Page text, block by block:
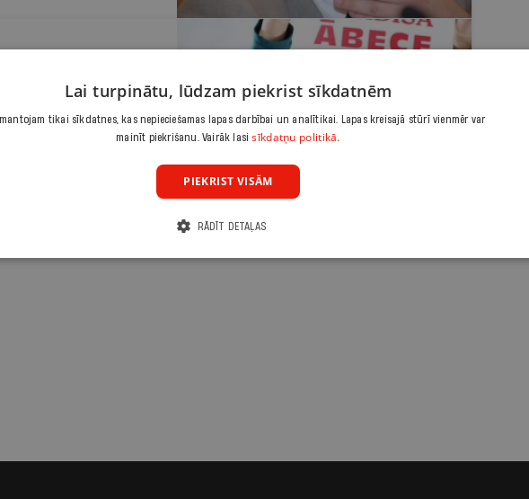
izglītību būs
saistās ar dārgām
Lai turpinātu, lūdzam piekrist sīkdatnēm
tikai sīkdatnes, kas nepieciešamas lapas darbībai un analītikai. Lapas kreisajā stūrī vienmēr var
mainīt piekrišanu. Vairāk lasisīkdatņu politikā.
PIEKRIST VISĀM
RĀDĪT DETAĻAS